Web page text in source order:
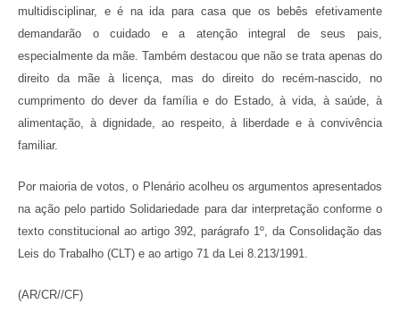
multidisciplinar, e é na ida para casa que os bebês efetivamente
demandarão o cuidado e a atenção integral de seus pais,
especialmente da mãe. Também destacou que não se trata apenas do
direito da mãe à licença, mas do direito do recém-nascido, no
cumprimento do dever da família e do Estado, à vida, à saúde, à
alimentação, à dignidade, ao respeito, à liberdade e à convivência
familiar.
Por maioria de votos, o Plenário acolheu os argumentos apresentados
na ação pelo partido Solidariedade para dar interpretação conforme o
texto constitucional ao artigo 392, parágrafo 1º, da Consolidação das
Leis do Trabalho (CLT) e ao artigo 71 da Lei 8.213/1991.
(AR/CR//CF)